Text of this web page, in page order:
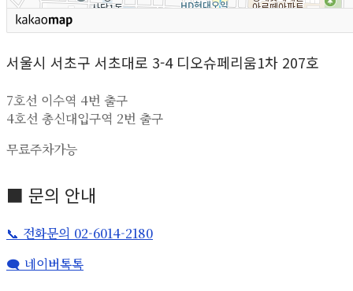
서울시 서초구 서초대로 3-4 디오슈페리움1차 207호
7호선 이수역 4번 출구
4호선 총신대입구역 2번 출구
무료주차가능
■ 문의 안내
📞 전화문의 02-6014-2180
🗨️ 네이버톡톡